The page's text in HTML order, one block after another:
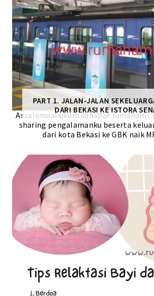
PART 1. JALAN-JALAN
DARI BEKASI KE ISTORA
Assalamualaikum sahabat rumahami.
sharing pengalamanku beserta
dari kota Bekasi ke GBK naik